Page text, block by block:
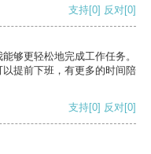
支持[0] 反对[0]
够更轻松地完成工作任务。
提前下班，有更多的时间陪
支持[0] 反对[0]